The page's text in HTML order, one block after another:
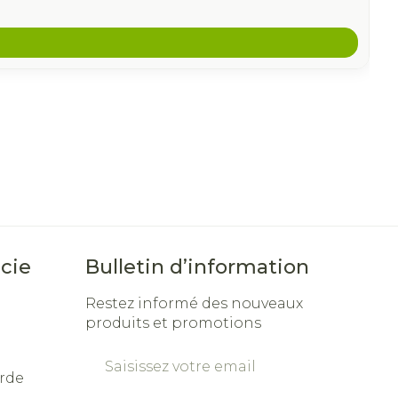
Bulletin d’information
Restez informé des nouveaux
produits et promotions